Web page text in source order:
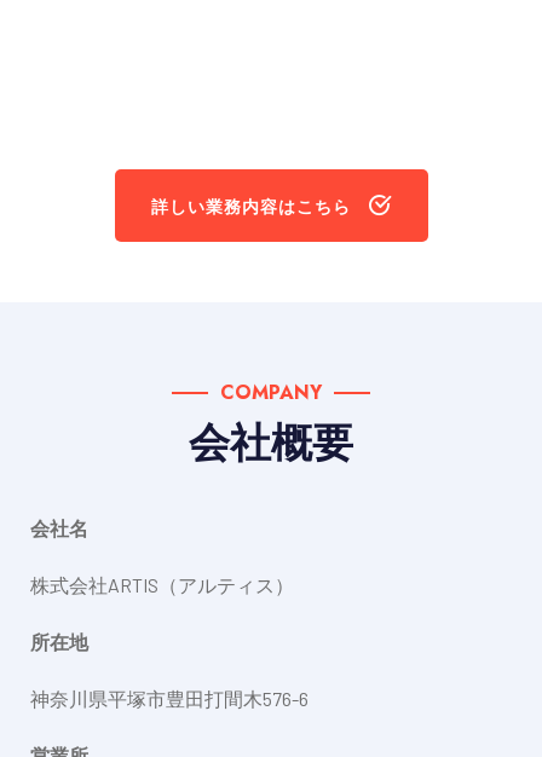
詳しい業務内容はこちら
COMPANY
会社概要
会社名
株式会社ARTIS（アルティス）
所在地
神奈川県平塚市豊田打間木576-6